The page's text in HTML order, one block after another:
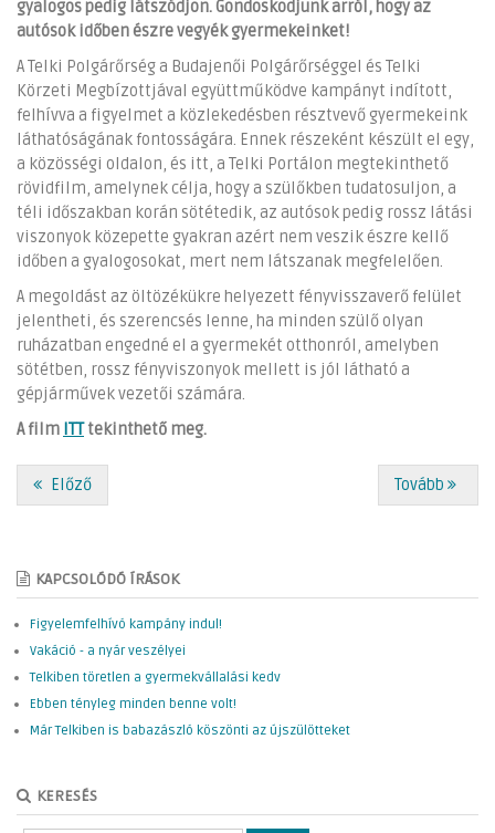
gyalogos pedig látszódjon. Gondoskodjunk arról, hogy az
autósok időben észre vegyék gyermekeinket!
A Telki Polgárőrség a Budajenői Polgárőrséggel és Telki
Körzeti Megbízottjával együttműködve kampányt indított,
felhívva a figyelmet a közlekedésben résztvevő gyermekeink
láthatóságának fontosságára. Ennek részeként készült el egy,
a közösségi oldalon, és itt, a Telki Portálon megtekinthető
rövidfilm, amelynek célja, hogy a szülőkben tudatosuljon, a
téli időszakban korán sötétedik, az autósok pedig rossz látási
viszonyok közepette gyakran azért nem veszik észre kellő
időben a gyalogosokat, mert nem látszanak megfelelően.
A megoldást az öltözékükre helyezett fényvisszaverő felület
jelentheti, és szerencsés lenne, ha minden szülő olyan
ruházatban engedné el a gyermekét otthonról, amelyben
sötétben, rossz fényviszonyok mellett is jól látható a
gépjárművek vezetői számára.
A film ITTtekinthető meg.
Előző Tovább
KAPCSOLÓDÓ ÍRÁSOK
Figyelemfelhívó kampány indul!
Vakáció - a nyár veszélyei
Telkiben töretlen a gyermekvállalási kedv
Ebben tényleg minden benne volt!
Már Telkiben is babazászló köszönti az újszülötteket
KERESÉS